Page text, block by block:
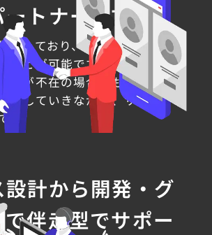
トナーです
有しており、お客様先でのリソ
ことが可能です。またプロジェ
ーが不在の場合でも、弊社のメ
ンしていきながら、サポートす
す。
設計から開発・グ
伴走型でサポー